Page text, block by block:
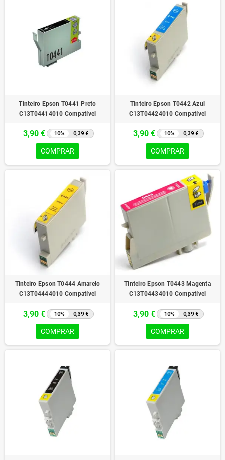
Tinteiro Epson T0441 Preto
C13T04414010 Compatível
3,90 € 10% 0,39 €
COMPRAR
Tinteiro Epson T0442 Azul
C13T04424010 Compatível
3,90 € 10% 0,39 €
COMPRAR
Tinteiro Epson T0444 Amarelo
C13T04444010 Compatível
3,90 € 10% 0,39 €
COMPRAR
Tinteiro Epson T0443 Magenta
C13T04434010 Compatível
3,90 € 10% 0,39 €
COMPRAR